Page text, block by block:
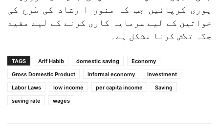
پوری کرپائیں جب کہ منور ا رشاد کی طرح کی
خواتین کے لیے سرمایہ کاری کرنے کے لیے مفید
جگہ تلاش کرنا مشکل ہے۔
TAGS Arif Habib domestic saving
Economy
Gross Domestic Product
informal economy
Investment
Labor Laws
low income per capita income
Saving
saving rate
wages